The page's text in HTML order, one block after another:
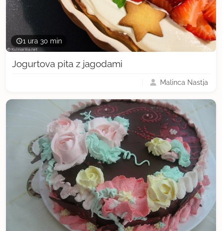
1 ura 30 min
Jogurtova pita z jagodami
Malinca Nastja